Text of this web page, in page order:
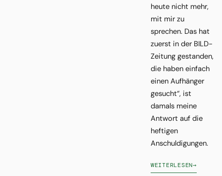
heute nicht mehr,
mit mir zu
sprechen. Das hat
zuerst in der BILD-
Zeitung gestanden,
die haben einfach
einen Aufhänger
gesucht“, ist
damals meine
Antwort auf die
heftigen
Anschuldigungen.
WEITERLESEN→